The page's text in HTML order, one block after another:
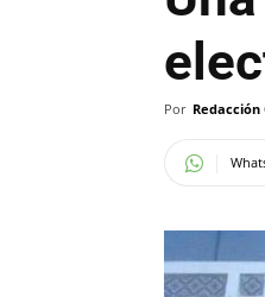
Por Redacción